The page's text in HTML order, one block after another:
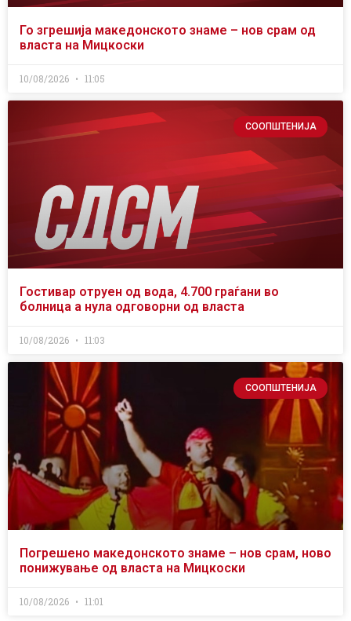
Го згрешија македонското знаме – нов срам од
власта на Мицкоски
10/08/2026 11:05
СООПШТЕНИЈА
Гостивар отруен од вода, 4.700 граѓани во
болница а нула одговорни од власта
10/08/2026 11:03
СООПШТЕНИЈА
Погрешено македонското знаме – нов срам, ново
понижување од власта на Мицкоски
10/08/2026 11:01